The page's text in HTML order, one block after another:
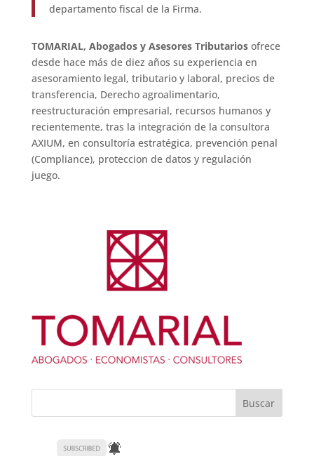
departamento fiscal de la Firma.
TOMARIAL, Abogados y Asesores Tributariosofrece
desde hace más de diez años su experiencia en
asesoramiento legal, tributario y laboral, precios de
transferencia, Derecho agroalimentario,
reestructuración empresarial, recursos humanos y
recientemente, tras la integración de la consultora
AXIUM, en consultoría estratégica, prevención penal
(Compliance), proteccion de datos y regulación
juego.